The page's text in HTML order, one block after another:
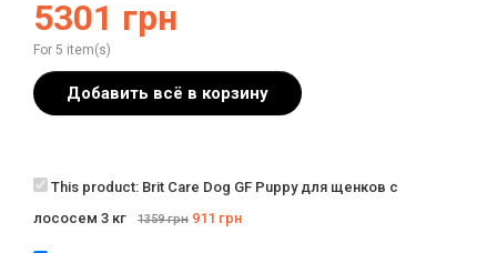
5301 грн
For 5 item(s)
Добавить всё в корзину
This product: Brit Care Dog GF Puppy для щенков с
лососем 3 кг
1359грн 911 грн